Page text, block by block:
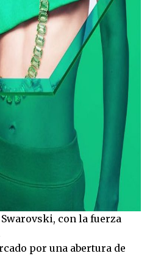
con la fuerza
por una abertura de